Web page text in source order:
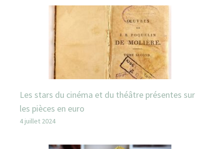
Les stars du cinéma et du théâtre présentes sur
les pièces en euro
4 juillet 2024